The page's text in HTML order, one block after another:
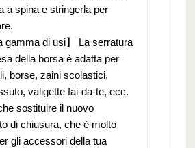
a spina e stringerla per
gamma di usi】 La serratura
della borsa è adatta per
borse, zaini scolastici,
valigette fai-da-te, ecc.
sostituire il nuovo
di chiusura, che è molto
gli accessori della tua